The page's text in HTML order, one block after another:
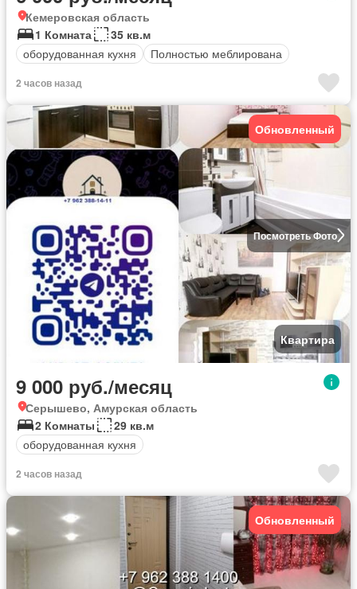
Кемеровская область
1 Комната
35 кв.м
оборудованная кухня
Полностью меблирована
2 часов назад
Посмотреть Фото
Обновленный
Квартира
9 000 руб./месяц
Серышево, Амурская область
2 Комнаты
29 кв.м
оборудованная кухня
2 часов назад
Обновленный